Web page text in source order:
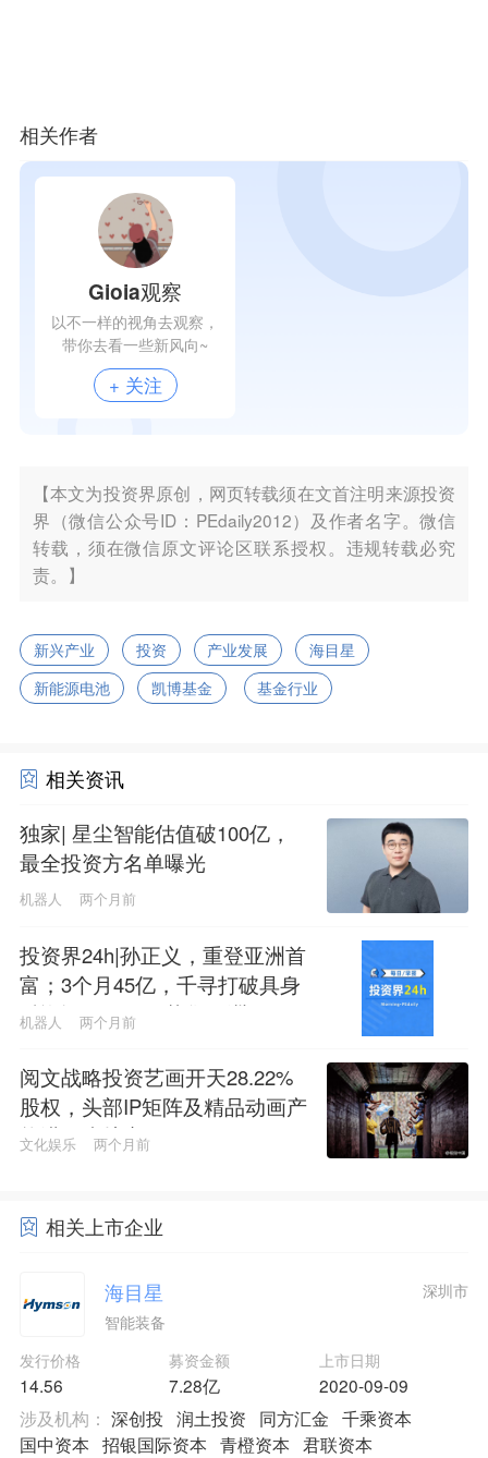
相关作者
Gioia观察
以不一样的视角去观察，
带你去看一些新风向~
+ 关注
【本文为投资界原创，网页转载须在文首注明来源投资
界（微信公众号ID：PEdaily2012）及作者名字。微信
转载，须在微信原文评论区联系授权。违规转载必究
责。】
新兴产业 投资 产业发展
海目星
新能源电池
凯博基金 基金行业
相关资讯
独家| 星尘智能估值破100亿，
最全投资方名单曝光
机器人 两个月前
投资界24h|孙正义，重登亚洲首
富；3个月45亿，千寻打破具身
融资记录；黑石募集亚洲最大
机器人 两个月前
阅文战略投资艺画开天28.22%
股权，头部IP矩阵及精品动画产
能进一步扩充
文化娱乐 两个月前
相关上市企业
海目星
智能装备
深圳市
发行价格
14.56
募资金额
7.28亿
上市日期
2020-09-09
涉及机构： 深创投 润土投资 同方汇金 千乘资本
国中资本 招银国际资本 青橙资本 君联资本